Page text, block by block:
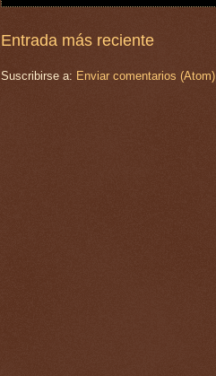
Entrada más reciente
Suscribirse a: Enviar comentarios (Atom)